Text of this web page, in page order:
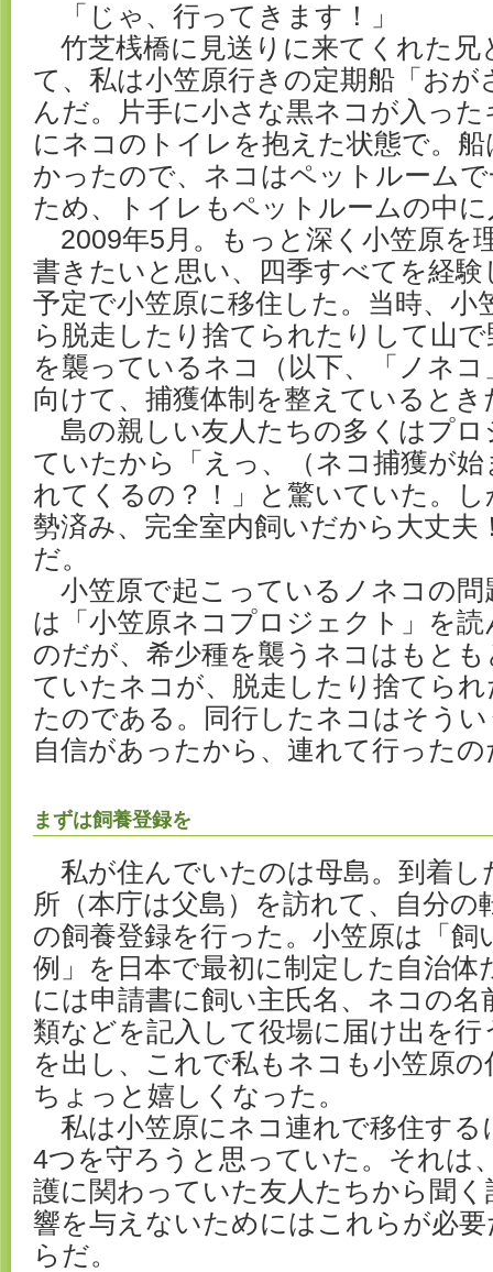
「じゃ、行ってきます！」
竹芝桟橋に見送りに来てくれた兄
て、私は小笠原行きの定期船「おが
んだ。片手に小さな黒ネコが入っ
にネコのトイレを抱えた状態で。
かったので、ネコはペットルーム
ため、トイレもペットルームの中
2009年5月。もっと深く小笠原を
書きたいと思い、四季すべてを経
予定で小笠原に移住した。当時、小
ら脱走したり捨てられたりして山
を襲っているネコ（以下、「ノネ
向けて、捕獲体制を整えているとき
島の親しい友人たちの多くはプロ
ていたから「えっ、（ネコ捕獲が
れてくるの？！」と驚いていた。
勢済み、完全室内飼いだから大丈夫
だ。
小笠原で起こっているノネコの問
は「小笠原ネコプロジェクト」を
のだが、希少種を襲うネコはもと
ていたネコが、脱走したり捨てら
たのである。同行したネコはそう
自信があったから、連れて行ったの
まずは飼養登録を
私が住んでいたのは母島。到着し
所（本庁は父島）を訪れて、自分の
の飼養登録を行った。小笠原は「飼
例」を日本で最初に制定した自治体
には申請書に飼い主氏名、ネコの名
類などを記入して役場に届け出を
を出し、これで私もネコも小笠原
ちょっと嬉しくなった。
私は小笠原にネコ連れで移住する
4つを守ろうと思っていた。それは
護に関わっていた友人たちから聞
響を与えないためにはこれらが必
らだ。